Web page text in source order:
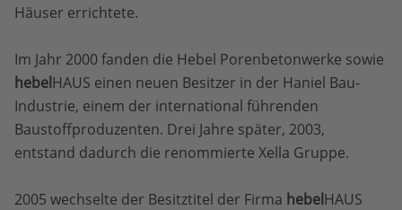
Häuser errichtete.
Im Jahr 2000 fanden die Hebel Porenbetonwerke sowie
hebelHAUS einen neuen Besitzer in der Haniel Bau-
Industrie, einem der international führenden
Baustoffproduzenten. Drei Jahre später, 2003,
entstand dadurch die renommierte Xella Gruppe.
2005 wechselte der Besitztitel der Firma hebelHAUS